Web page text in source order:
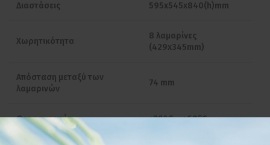
Διαστάσεις 595x545x840(h)mm
Χωρητικότητα
8 λαμαρίνες
(429x345mm)
Απόσταση μεταξύ των
λαμαρινών
74 mm
Θερμοκρασία +30°C – +60oC